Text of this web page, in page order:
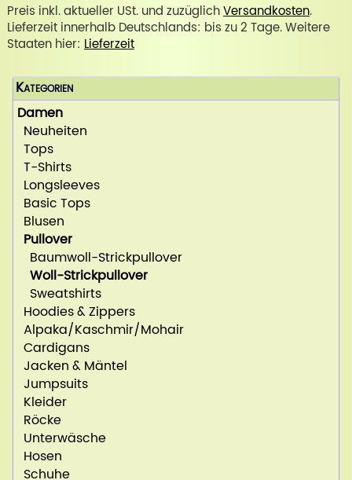
Preis inkl. aktueller USt. und zuzüglichVersandkosten.
Lieferzeit innerhalb Deutschlands: bis zu 2 Tage. Weitere
Staaten hier: Lieferzeit
Kategorien
Damen
Neuheiten
Tops
T-Shirts
Longsleeves
Basic Tops
Blusen
Pullover
Baumwoll-Strickpullover
Woll-Strickpullover
Sweatshirts
Hoodies & Zippers
Alpaka/Kaschmir/Mohair
Cardigans
Jacken & Mäntel
Jumpsuits
Kleider
Röcke
Unterwäsche
Hosen
Schuhe